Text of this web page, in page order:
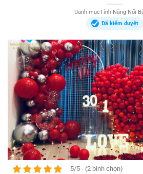
Danh mụcTính Năng Nổi
Đã kiểm duyệt
5/5 - (2 bình chọn)